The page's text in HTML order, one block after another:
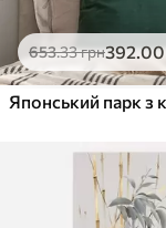
653.33грн392.00